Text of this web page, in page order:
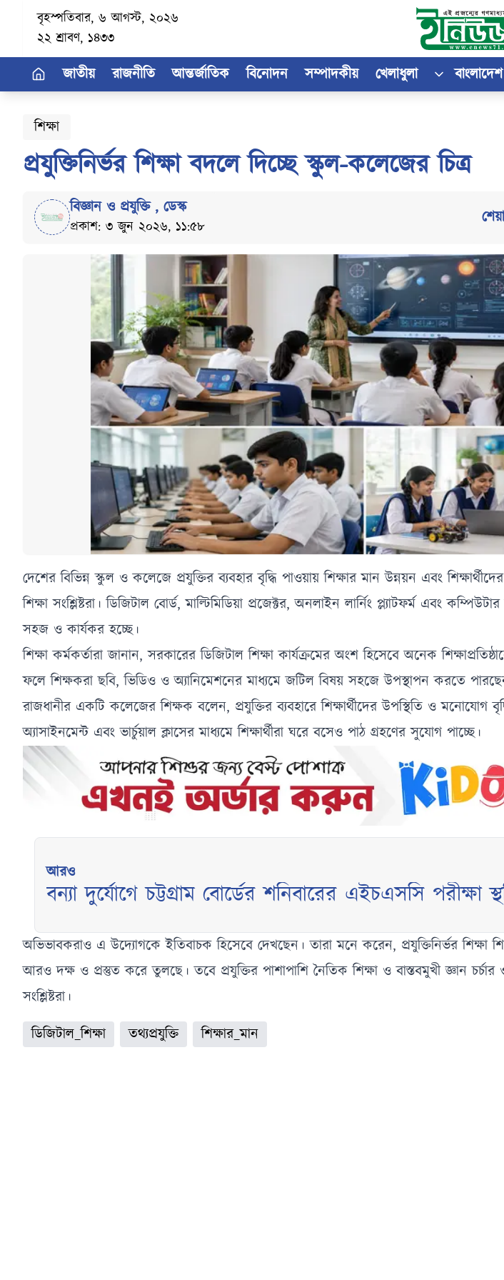
বৃহস্পতিবার, ৬ আগস্ট, ২০২৬
২২ শ্রাবণ, ১৪৩৩
জাতীয় রাজনীতি আন্তর্জাতিক বিনোদন সম্পাদকীয় খেলাধুলা বাংলাদেশ
শিক্ষা
প্রযুক্তিনির্ভর শিক্ষা বদলে দিচ্ছে স্কুল-কলেজের চিত্র
বিজ্ঞান ও প্রযুক্তি , ডেস্ক
প্রকাশ: ৩ জুন ২০২৬, ১১:৫৮
দেশের বিভিন্ন স্কুল ও কলেজে প্রযুক্তির ব্যবহার বৃদ্ধি পাওয়ায় শিক্ষার মান উন্নয়ন এবং
শিক্ষা সংশ্লিষ্টরা। ডিজিটাল বোর্ড, মাল্টিমিডিয়া প্রজেক্টর, অনলাইন লার্নিং প্ল্যাটফর্ম এবং
সহজ ও কার্যকর হচ্ছে।
শিক্ষা কর্মকর্তারা জানান, সরকারের ডিজিটাল শিক্ষা কার্যক্রমের অংশ হিসেবে অনেক
ফলে শিক্ষকরা ছবি, ভিডিও ও অ্যানিমেশনের মাধ্যমে জটিল বিষয় সহজে উপস্থাপন করতে
রাজধানীর একটি কলেজের শিক্ষক বলেন, প্রযুক্তির ব্যবহারে শিক্ষার্থীদের উপস্থিতি ও
অ্যাসাইনমেন্ট এবং ভার্চুয়াল ক্লাসের মাধ্যমে শিক্ষার্থীরা ঘরে বসেও পাঠ গ্রহণের সুযোগ পাচ্ছে।
আরও
বন্যা দুর্যোগে চট্টগ্রাম বোর্ডের শনিবারের এইচএসসি পরীক্ষা
অভিভাবকরাও এ উদ্যোগকে ইতিবাচক হিসেবে দেখছেন। তারা মনে করেন, প্রযুক্তিনির্ভর শিক্ষা
আরও দক্ষ ও প্রস্তুত করে তুলছে। তবে প্রযুক্তির পাশাপাশি নৈতিক শিক্ষা ও বাস্তবমুখী জ্ঞান
সংশ্লিষ্টরা।
ডিজিটাল_শিক্ষা
তথ্যপ্রযুক্তি শিক্ষার_মান